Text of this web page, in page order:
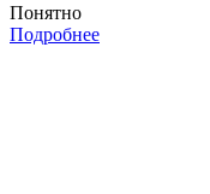
Понятно
Подробнее